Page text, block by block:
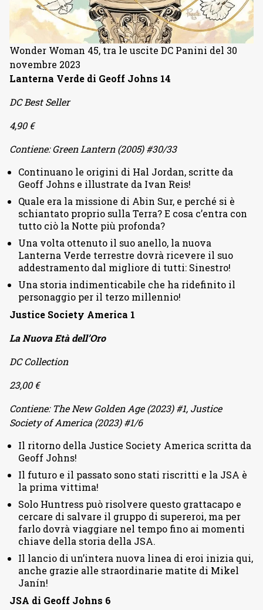
Wonder Woman 45, tra le uscite DC Panini del 30
novembre 2023
Lanterna Verde di Geoff Johns 14
DC Best Seller
4,90 €
Contiene: Green Lantern (2005) #30/33
Continuano le origini di Hal Jordan, scritte da
Geoff Johns e illustrate da Ivan Reis!
Quale era la missione di Abin Sur, e perché si è
schiantato proprio sulla Terra? E cosa c’entra con
tutto ciò la Notte più profonda?
Una volta ottenuto il suo anello, la nuova
Lanterna Verde terrestre dovrà ricevere il suo
addestramento dal migliore di tutti: Sinestro!
Una storia indimenticabile che ha ridefinito il
personaggio per il terzo millennio!
Justice Society America 1
La Nuova Età dell’Oro
DC Collection
23,00 €
Contiene: The New Golden Age (2023) #1, Justice
Society of America (2023) #1/6
Il ritorno della Justice Society America scritta da
Geoff Johns!
Il futuro e il passato sono stati riscritti e la JSA è
la prima vittima!
Solo Huntress può risolvere questo grattacapo e
cercare di salvare il gruppo di supereroi, ma per
farlo dovrà viaggiare nel tempo fino ai momenti
chiave della storia della JSA.
Il lancio di un’intera nuova linea di eroi inizia qui,
anche grazie alle straordinarie matite di Mikel
Janín!
JSA di Geoff Johns 6